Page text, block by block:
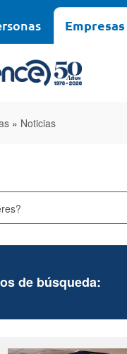
Empresas
» Noticias
de búsqueda: